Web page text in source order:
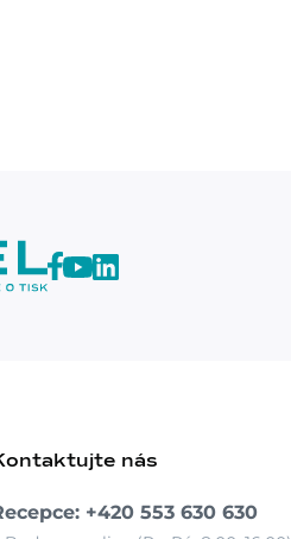
nás
+420 553 630 630